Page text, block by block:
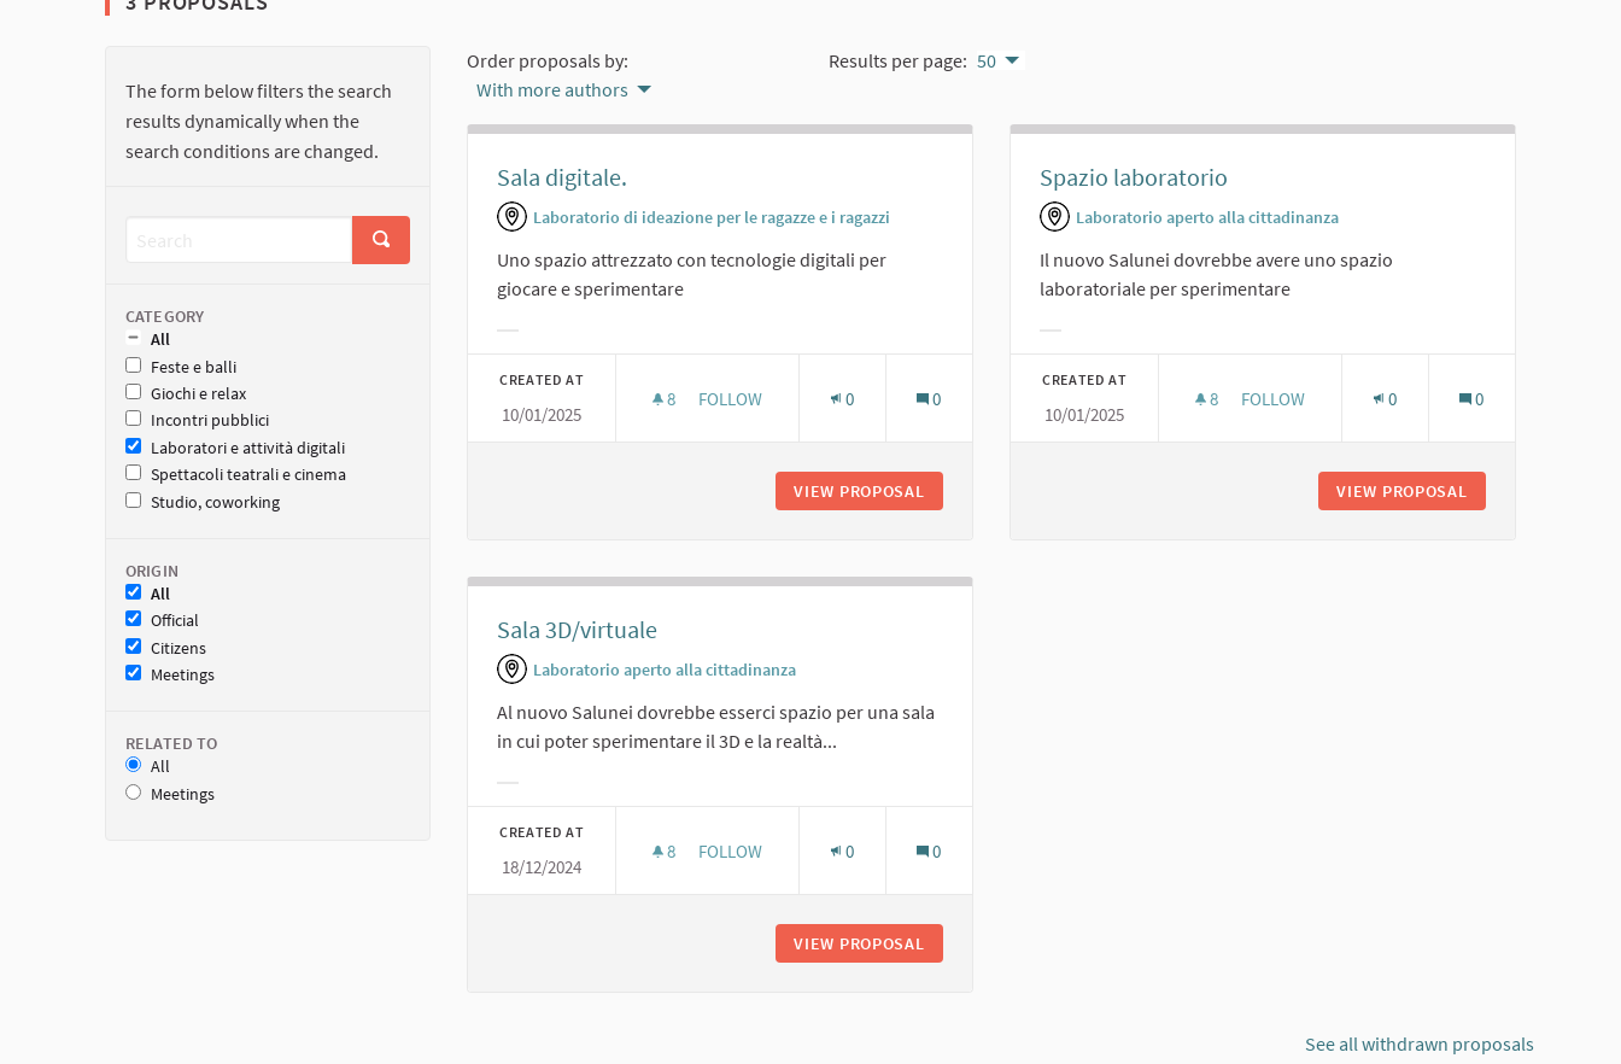
The form below filters the search
results dynamically when the
search conditions are changed.
CATEGORY
All
Feste e balli
Giochi e relax
Incontri pubblici
Laboratori e attività digitali
Spettacoli teatrali e cinema
Studio, coworking
ORIGIN
All
Official
Citizens
Meetings
RELATED TO
All
Meetings
Order proposals by:
With more authors
Results per page: 50
Sala digitale.
Laboratorio di ideazione per le ragazze e i ragazzi
Uno spazio attrezzato con tecnologie digitali per
giocare e sperimentare
CREATED AT
10/01/2025
8 8 FOLLOWERS
FOLLOW 0 0
VIEW PROPOSAL
Spazio laboratorio
Laboratorio aperto alla cittadinanza
Il nuovo Salunei dovrebbe avere uno spazio
laboratoriale per sperimentare
CREATED AT
10/01/2025
8 8 FOLLOWERS
FOLLOW 0 0
VIEW PROPOSAL
Sala 3D/virtuale
Laboratorio aperto alla cittadinanza
Al nuovo Salunei dovrebbe esserci spazio per una sala
in cui poter sperimentare il 3D e la realtà...
CREATED AT
18/12/2024
8 8 FOLLOWERS
FOLLOW 0 0
VIEW PROPOSAL
See all withdrawn proposals